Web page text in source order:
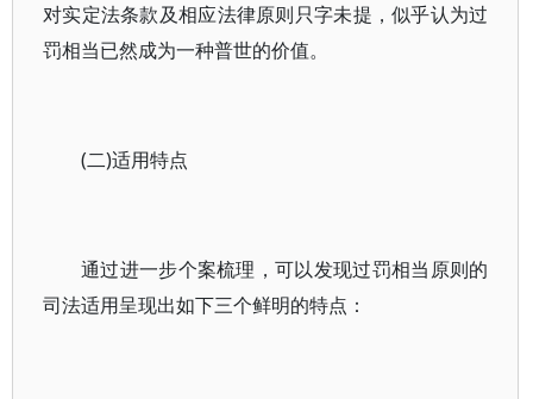
对实定法条款及相应法律原则只字未提，似乎认为过
罚相当已然成为一种普世的价值。
(二)适用特点
通过进一步个案梳理，可以发现过罚相当原则的
司法适用呈现出如下三个鲜明的特点：